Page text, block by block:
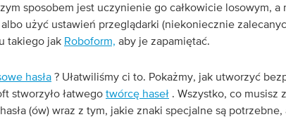
sposobem jest uczynienie go całkowicie losowym, a
użyć ustawień przeglądarki (niekoniecznie
takiego jak Roboform, aby je zapamiętać.
hasła ? Ułatwiliśmy ci to. Pokażmy, jak utworzyć
stworzyło łatwego twórcę haseł . Wszystko, co musisz
(ów) wraz z tym, jakie znaki specjalne są